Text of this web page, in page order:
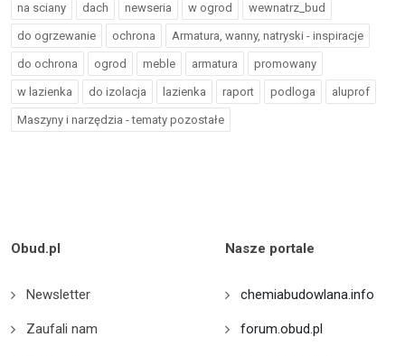
na sciany dach newseria w ogrod wewnatrz_bud
do ogrzewanie ochrona Armatura, wanny, natryski - inspiracje
do ochrona ogrod meble armatura promowany
w lazienka do izolacja lazienka raport podloga aluprof
Maszyny i narzędzia - tematy pozostałe
Obud.pl
Newsletter
Zaufali nam
Nasze portale
chemiabudowlana.info
forum.obud.pl